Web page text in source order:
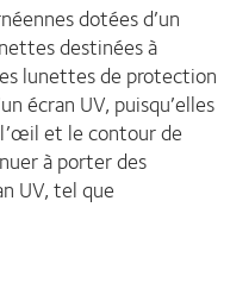
dotées d’un
destinées à
lunettes de protection
écran UV, puisqu’elles
et le contour de
à porter des
UV, tel que